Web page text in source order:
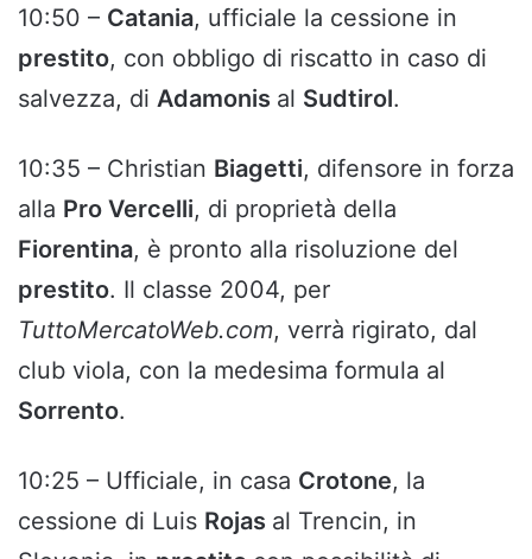
10:50 – Catania, ufficiale la cessione in
prestito, con obbligo di riscatto in caso di
salvezza, di Adamonis al Sudtirol.
10:35 – Christian Biagetti, difensore in forza
alla Pro Vercelli, di proprietà della
Fiorentina, è pronto alla risoluzione del
prestito. Il classe 2004, per
TuttoMercatoWeb.com, verrà rigirato, dal
club viola, con la medesima formula al
Sorrento.
10:25 – Ufficiale, in casa Crotone, la
cessione di Luis Rojas al Trencin, in